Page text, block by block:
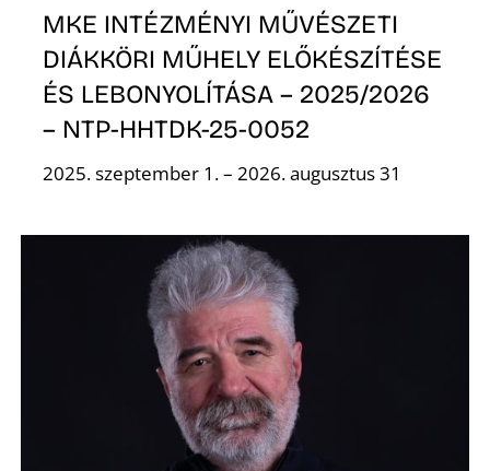
MKE INTÉZMÉNYI MŰVÉSZETI
DIÁKKÖRI MŰHELY ELŐKÉSZÍTÉSE
ÉS LEBONYOLÍTÁSA – 2025/2026
– NTP-HHTDK-25-0052
2025. szeptember 1. – 2026. augusztus 31